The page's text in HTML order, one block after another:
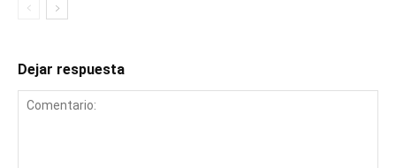
Dejar respuesta